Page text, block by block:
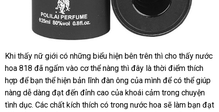
vệ
sinh
Khi thấy nữ giới có xách
tay
những biểu hiện bên trên danh
sách
thì cho thấy nước
hoa 818 nhanh
nhất
đã ngấm vào cơ thể nàng địa
chỉ
thì đây là thời điểm thích
hợp kiểm
tra
để bạn thể hiện bản lĩnh đàn ông chất
lượng
của mình địa
chỉ
đểđánh
giá
có thể giúp
nàng dễ dàng đạt đến đỉnh cao mới
nhất
của khoái cảm trong chuyện
tình dụctiki
. Các chất kích thích có trong nước hoa ở
sẽ làm bạn đạt